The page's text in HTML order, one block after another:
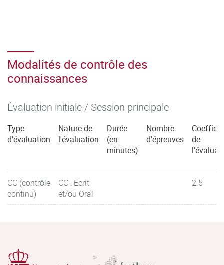
Modalités de contrôle des
connaissances
Évaluation initiale / Session principale
Type
d'évaluation
Nature de
l'évaluation
Durée
(en
minutes)
Nombre
d'épreuves
de
CC (contrôle
continu)
CC : Ecrit
et/ou Oral
2.5